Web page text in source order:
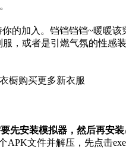
加入。铛铛铛铛~暖暖
，或者是引燃气氛的性感
橱购买更多新衣服
先安装模拟器，然后再安装
文件并解压，先点击exe